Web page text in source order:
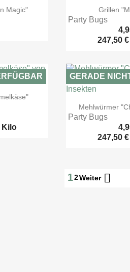
Magic" 
Grillen
Party Bugs
247,50
Kilo

Mehlwürmer
Party Bugs
247,50
GERADE
12Weiter 